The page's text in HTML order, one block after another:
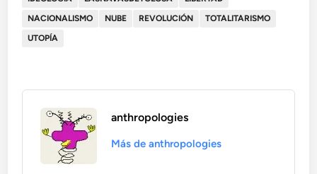
NACIONALISMO
NUBE REVOLUCIÓN
TOTALITARISMO
UTOPÍA
anthropologies
Más de anthropologies